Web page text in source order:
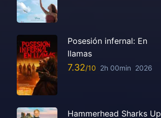
Posesión infernal: En
llamas
7.32 2h 00min 2026
Hammerhead Sharks Up